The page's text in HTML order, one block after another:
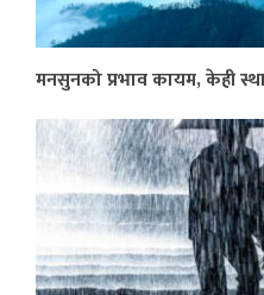
मनसुनको प्रभाव कायम, केही